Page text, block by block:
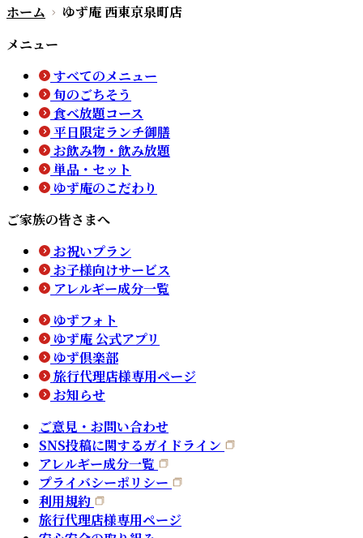
ホーム
ゆず庵 西東京泉町店
メニュー
すべてのメニュー
旬のごちそう
食べ放題コース
平日限定ランチ御膳
お飲み物・飲み放題
単品・セット
ゆず庵のこだわり
ご家族の皆さまへ
お祝いプラン
お子様向けサービス
アレルギー成分一覧
ゆずフォト
ゆず庵 公式アプリ
ゆず倶楽部
旅行代理店様専用ページ
お知らせ
ご意見・お問い合わせ
SNS投稿に関するガイドライン
アレルギー成分一覧
プライバシーポリシー
利用規約
旅行代理店様専用ページ